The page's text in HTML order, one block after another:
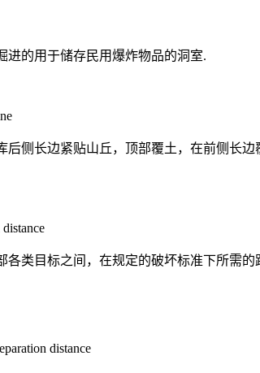
进的用于储存民用爆炸物品的洞室.
后侧长边紧贴山丘，顶部覆土，在前侧长
各类目标之间，在规定的破坏标准下所需
distance